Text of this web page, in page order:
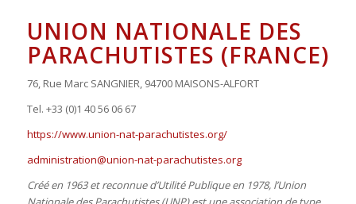
UNION NATIONALE DES
PARACHUTISTES (FRANCE)
76, Rue Marc SANGNIER, 94700 MAISONS-ALFORT
Tel. +33 (0)1 40 56 06 67
https://www.union-nat-parachutistes.org/
administration@union-nat-parachutistes.org
Créé en 1963 et reconnue d’Utilité Publique en 1978, l’Union